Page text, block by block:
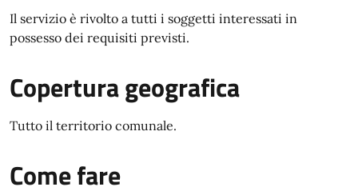
Il servizio è rivolto a tutti i soggetti interessati in
possesso dei requisiti previsti.
Copertura geografica
Tutto il territorio comunale.
Come fare